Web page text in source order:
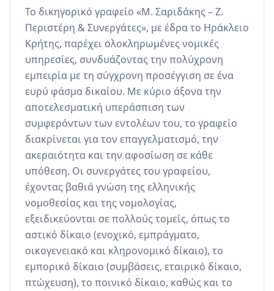
Το δικηγορικό γραφείο «Μ. Σαριδάκης – Ζ.
Περιστέρη & Συνεργάτες», με έδρα το Ηράκλειο
Κρήτης, παρέχει ολοκληρωμένες νομικές
υπηρεσίες, συνδυάζοντας την πολύχρονη
εμπειρία με τη σύγχρονη προσέγγιση σε ένα
ευρύ φάσμα δικαίου. Με κύριο άξονα την
αποτελεσματική υπεράσπιση των
συμφερόντων των εντολέων του, το γραφείο
διακρίνεται για τον επαγγελματισμό, την
ακεραιότητα και την αφοσίωση σε κάθε
υπόθεση. Οι συνεργάτες του γραφείου,
έχοντας βαθιά γνώση της ελληνικής
νομοθεσίας και της νομολογίας,
εξειδικεύονται σε πολλούς τομείς, όπως το
αστικό δίκαιο (ενοχικό, εμπράγματο,
οικογενειακό και κληρονομικό δίκαιο), το
εμπορικό δίκαιο (συμβάσεις, εταιρικό δίκαιο,
πτώχευση), το ποινικό δίκαιο, καθώς και το